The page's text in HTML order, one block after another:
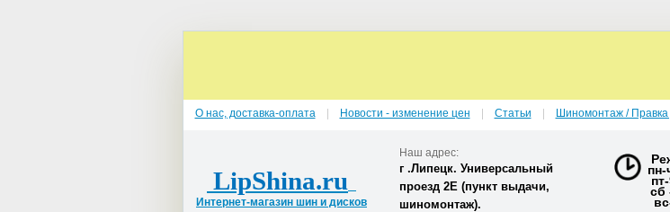
LipShina.ru
Интернет-магазин шин и дисков
Наш адрес:
г .Липецк. Универсальный
проезд 2Е (пункт выдачи,
шиномонтаж).
пн-
сб -
вс-
О нас, доставка-оплата Новости - изменение цен Статьи Шиномонтаж / Правка